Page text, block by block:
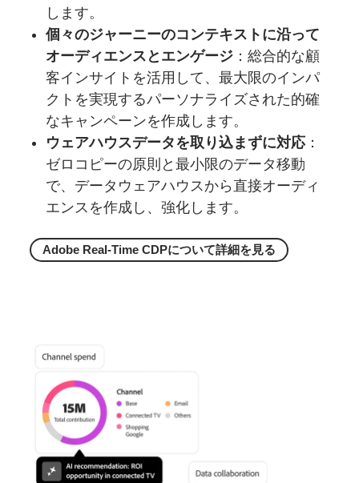
します。
個々のジャーニーのコンテキストに沿って
オーディエンスとエンゲージ ：総合的な顧
客インサイトを活用して、最大限のインパ
クトを実現するパーソナライズされた的確
なキャンペーンを作成します。
ウェアハウスデータを取り込まずに対応：
ゼロコピーの原則と最小限のデータ移動
で、データウェアハウスから直接オーディ
エンスを作成し、強化します。
Adobe Real-Time CDPについて詳細を見る